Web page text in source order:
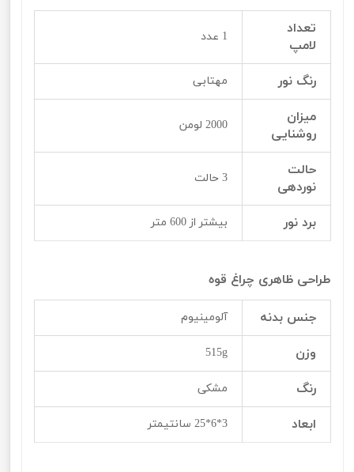
تعداد
لامپ
1 عدد
رنگ نور مهتابی
میزان
روشنایی
2000 لومن
حالت
نوردهی
3 حالت
برد نور بیشتر از 600 متر
طراحی ظاهری چراغ قوه
جنس بدنه آلومینیوم
وزن 515g
رنگ مشکی
ابعاد 3*6*25 سانتیمتر